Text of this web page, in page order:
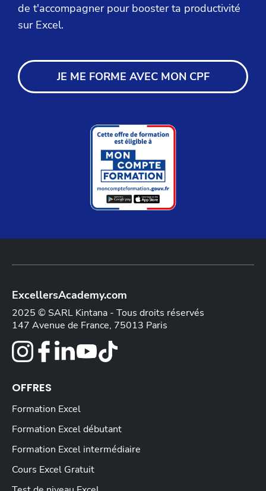
de t'accompagner pour booster ta productivité
sur Excel.
JE ME FORME AVEC MON CPF
ExcellersAcademy.com
2025 © SARL Kintana - Tous droits réservés
147 Avenue de France, 75013 Paris
OFFRES
Formation Excel
Formation Excel débutant
Formation Excel intermédiaire
Cours Excel Gratuit